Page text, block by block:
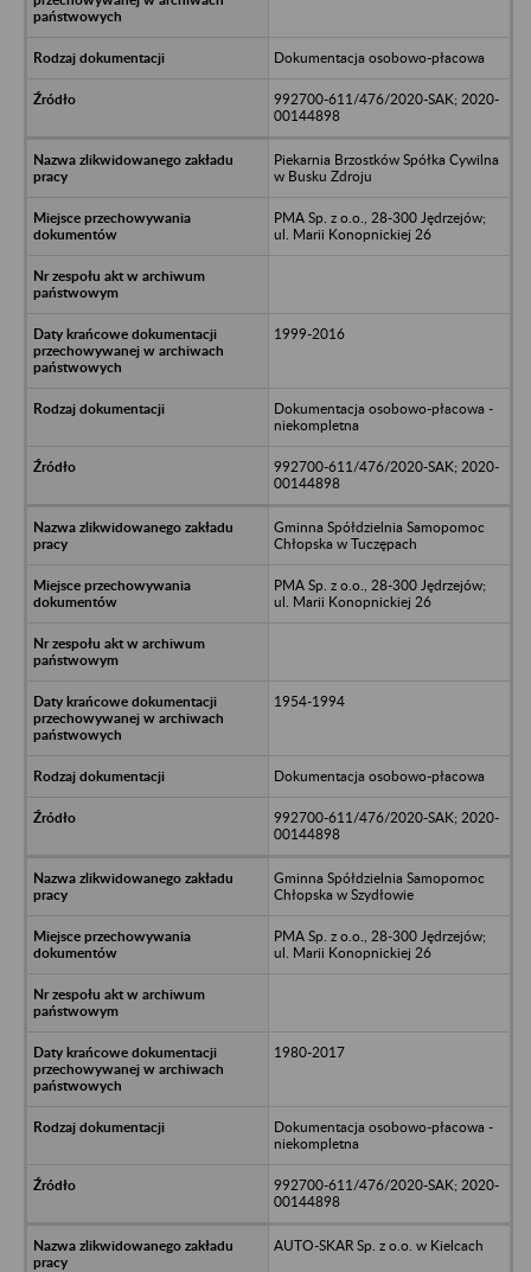
Dokumentacja osobowo-płacowa
992700-611/476/2020-SAK; 2020-
00144898
Piekarnia Brzostków Spółka Cywilna
w Busku Zdroju
PMA Sp. z o.o., 28-300 Jędrzejów;
ul. Marii Konopnickiej 26
1999-2016
Dokumentacja osobowo-płacowa -
niekompletna
992700-611/476/2020-SAK; 2020-
00144898
Gminna Spółdzielnia Samopomoc
Chłopska w Tuczępach
PMA Sp. z o.o., 28-300 Jędrzejów;
ul. Marii Konopnickiej 26
1954-1994
Dokumentacja osobowo-płacowa
992700-611/476/2020-SAK; 2020-
00144898
Gminna Spółdzielnia Samopomoc
Chłopska w Szydłowie
PMA Sp. z o.o., 28-300 Jędrzejów;
ul. Marii Konopnickiej 26
1980-2017
Dokumentacja osobowo-płacowa -
niekompletna
992700-611/476/2020-SAK; 2020-
00144898
AUTO-SKAR Sp. z o.o. w Kielcach